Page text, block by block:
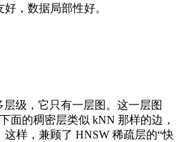
，数据局部性好。
层级，它只有一层图。这一层图
面的稠密层类似 kNN 那样的边，
样，兼顾了 HNSW 稀疏层的“快